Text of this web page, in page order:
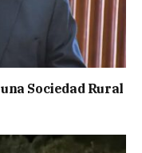
Sociedad Rural